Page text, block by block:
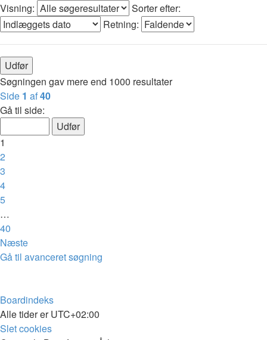
Visning:
Sorter efter:
Retning:
Søgningen gav mere end 1000 resultater
Side 1 af40
Gå til side:
1
2
3
4
5
…
40
Næste
Gå til avanceret søgning
Boardindeks
Alle tider erUTC+02:00
Slet cookies